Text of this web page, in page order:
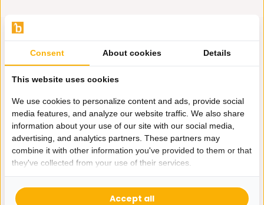
Whatsapp ons
0162-231130
klantenservice@bazaaronline.nl
Consent About cookies Details
This website uses cookies
We use cookies to personalize content and ads, provide social
media features, and analyze our website traffic. We also share
information about your use of our site with our social media,
advertising, and analytics partners. These partners may
combine it with other information you've provided to them or that
they've collected from your use of their services.
Accept all